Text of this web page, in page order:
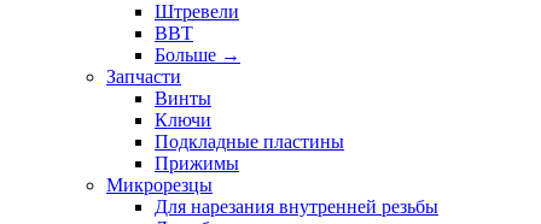
Штревели
BBT
Больше →
Запчасти
Винты
Ключи
Подкладные пластины
Прижимы
Микрорезцы
Для нарезания внутренней резьбы